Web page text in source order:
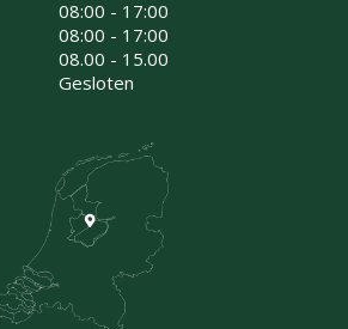
08:00 - 17:00
08:00 - 17:00
08.00 - 15.00
Gesloten